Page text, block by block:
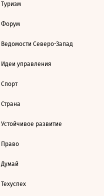
Туризм
Форум
Ведомости Северо-Запад
Идеи управления
Спорт
Страна
Устойчивое развитие
Право
Думай
Техуспех